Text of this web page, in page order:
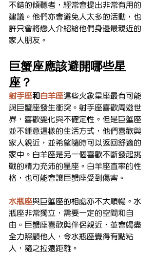
不錯的傾聽者，經常會提出非常有用的
建議。他們亦會避免人太多的活動，也
許只會將戀人介紹給他們身邊最親近的
家人朋友。
巨蟹座應該避開哪些星
座？
射手座和白羊座這些火象星座最有可能
與巨蟹座發生衝突。射手座喜歡周遊世
界，喜歡變化與不確定性。但是巨蟹座
並不鍾意這樣的生活方式，他們喜歡與
家人親近，並希望隨時可以返回舒適的
家中。白羊座是另一個喜歡不斷發起挑
戰的精力充沛的星座。白羊座直率的性
格，也可能會讓巨蟹座受到傷害。
水瓶座與巨蟹座的相處亦不太順暢。水
瓶座非常獨立，需要一定的空間和自
由。巨蟹座喜歡與伴侶親近，並會竭盡
全力照顧他人，令水瓶座覺得有點粘
人，隨之拉遠距離。